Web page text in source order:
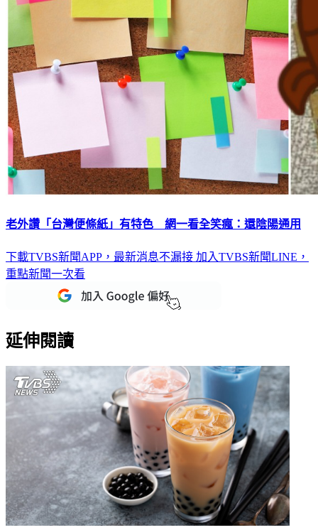
老外讚「台灣便條紙」有特色 網一看全笑瘋：還陰陽通用
下載TVBS新聞APP，最新消息不漏接 加入TVBS新聞LINE，
重點新聞一次看
延伸閱讀